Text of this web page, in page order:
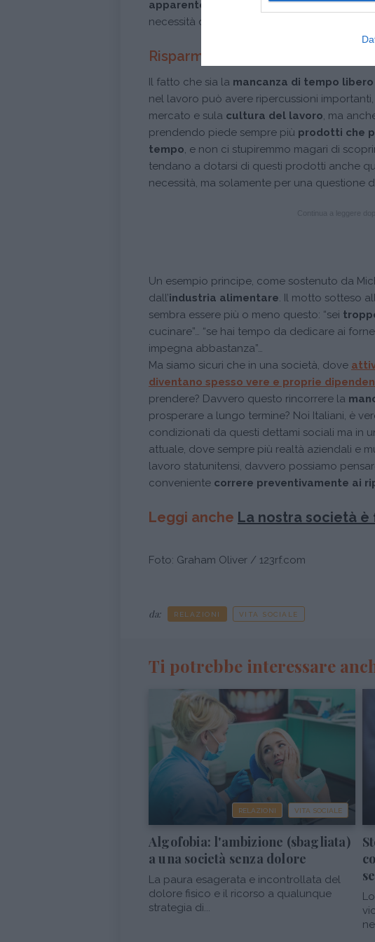
apparentemente senza marchio”che le
necessità di
Risparmiare tempo è una
Il fatto che sia la mancanza di tempo libero
nel lavoro può avere ripercussioni
mercato e sula cultura del lavoro, ma
prendendo piede sempre più prodotti che
tempo, e non ci stupiremmo magari di
tendano a dotarsi di questi prodotti anche
necessità, ma solamente per una questione
Un esempio principe, come sostenuto da
dall’industria alimentare. Il motto sotteso
sembra essere più o meno questo: “sei
cucinare”… “se hai tempo da dedicare ai
impegna abbastanza”…
Ma siamo sicuri che in una società, dove
diventano spesso vere e proprie
prendere? Davvero questo rincorrere la
prosperare a lungo termine? Noi Italiani, è
condizionati da questi dettami sociali ma in
attuale, dove sempre più realtà aziendali e
lavoro statunitensi, davvero possiamo
conveniente correre preventivamente ai
Leggi anche La nostra società è
Foto: Graham Oliver / 123rf.com
da: RELAZIONI VITA SOCIALE
Ti potrebbe interessare
RELAZIONI VITA SOCIALE
Algofobia: l'ambizione (sbagliata)
a una società senza dolore
La paura esagerata e incontrollata del
dolore fisico e il ricorso a qualunque
strategia di...